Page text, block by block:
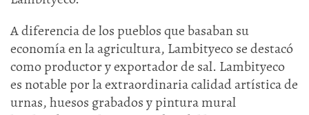
A diferencia de los pueblos que basaban su
economía en la agricultura, Lambityeco se destacó
como productor y exportador de sal. Lambityeco
es notable por la extraordinaria calidad artística de
urnas, huesos grabados y pintura mural